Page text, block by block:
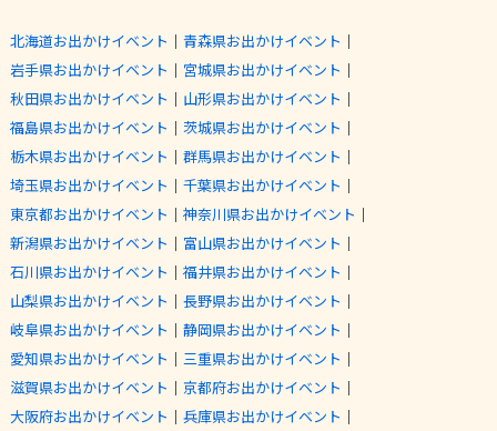
北海道お出かけイベント ｜ 青森県お出かけイベント ｜
岩手県お出かけイベント ｜ 宮城県お出かけイベント ｜
秋田県お出かけイベント ｜ 山形県お出かけイベント ｜
福島県お出かけイベント ｜ 茨城県お出かけイベント ｜
栃木県お出かけイベント ｜ 群馬県お出かけイベント ｜
埼玉県お出かけイベント ｜ 千葉県お出かけイベント ｜
東京都お出かけイベント ｜ 神奈川県お出かけイベント ｜
新潟県お出かけイベント ｜ 富山県お出かけイベント ｜
石川県お出かけイベント ｜ 福井県お出かけイベント ｜
山梨県お出かけイベント ｜ 長野県お出かけイベント ｜
岐阜県お出かけイベント ｜ 静岡県お出かけイベント ｜
愛知県お出かけイベント ｜ 三重県お出かけイベント ｜
滋賀県お出かけイベント ｜ 京都府お出かけイベント ｜
大阪府お出かけイベント ｜ 兵庫県お出かけイベント ｜